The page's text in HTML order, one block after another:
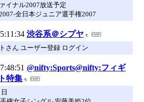
イナル2007放送予定
全日本ジュニア選手権2007
渋谷系＠シプヤ
さん ユーザー登録 ログイン
@nifty:Sports@nifty:フィギ
特集